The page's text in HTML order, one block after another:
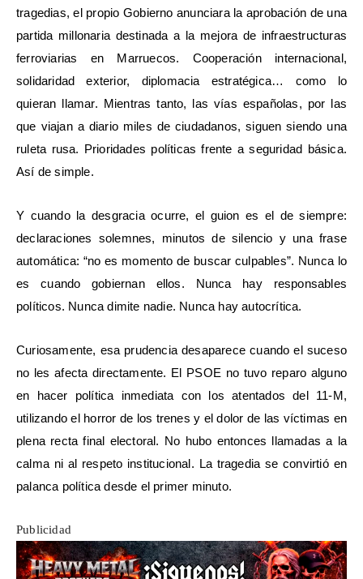
tragedias, el propio Gobierno anunciara la aprobación de una
partida millonaria destinada a la mejora de infraestructuras
ferroviarias en Marruecos. Cooperación internacional,
solidaridad exterior, diplomacia estratégica… como lo
quieran llamar. Mientras tanto, las vías españolas, por las
que viajan a diario miles de ciudadanos, siguen siendo una
ruleta rusa. Prioridades políticas frente a seguridad básica.
Así de simple.
Y cuando la desgracia ocurre, el guion es el de siempre:
declaraciones solemnes, minutos de silencio y una frase
automática: “no es momento de buscar culpables”. Nunca lo
es cuando gobiernan ellos. Nunca hay responsables
políticos. Nunca dimite nadie. Nunca hay autocrítica.
Curiosamente, esa prudencia desaparece cuando el suceso
no les afecta directamente. El PSOE no tuvo reparo alguno
en hacer política inmediata con los atentados del 11-M,
utilizando el horror de los trenes y el dolor de las víctimas en
plena recta final electoral. No hubo entonces llamadas a la
calma ni al respeto institucional. La tragedia se convirtió en
palanca política desde el primer minuto.
Publicidad